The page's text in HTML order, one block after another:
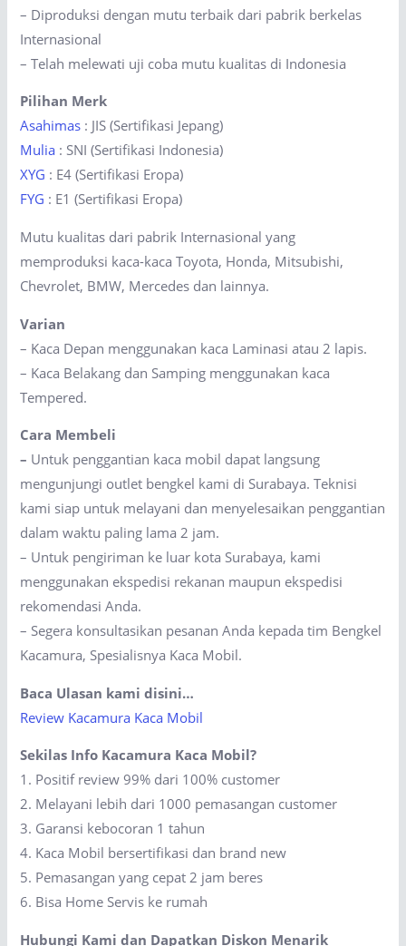
– Diproduksi dengan mutu terbaik dari pabrik berkelas
Internasional
– Telah melewati uji coba mutu kualitas di Indonesia
Pilihan Merk
Asahimas : JIS (Sertifikasi Jepang)
Mulia : SNI (Sertifikasi Indonesia)
XYG : E4 (Sertifikasi Eropa)
FYG : E1 (Sertifikasi Eropa)
Mutu kualitas dari pabrik Internasional yang
memproduksi kaca-kaca Toyota, Honda, Mitsubishi,
Chevrolet, BMW, Mercedes dan lainnya.
Varian
– Kaca Depan menggunakan kaca Laminasi atau 2 lapis.
– Kaca Belakang dan Samping menggunakan kaca
Tempered.
Cara Membeli
– Untuk penggantian kaca mobil dapat langsung
mengunjungi outlet bengkel kami di Surabaya. Teknisi
kami siap untuk melayani dan menyelesaikan penggantian
dalam waktu paling lama 2 jam.
– Untuk pengiriman ke luar kota Surabaya, kami
menggunakan ekspedisi rekanan maupun ekspedisi
rekomendasi Anda.
– Segera konsultasikan pesanan Anda kepada tim Bengkel
Kacamura, Spesialisnya Kaca Mobil.
Baca Ulasan kami disini…
Review Kacamura Kaca Mobil
Sekilas Info Kacamura Kaca Mobil?
1. Positif review 99% dari 100% customer
2. Melayani lebih dari 1000 pemasangan customer
3. Garansi kebocoran 1 tahun
4. Kaca Mobil bersertifikasi dan brand new
5. Pemasangan yang cepat 2 jam beres
6. Bisa Home Servis ke rumah
Hubungi Kami dan Dapatkan Diskon Menarik